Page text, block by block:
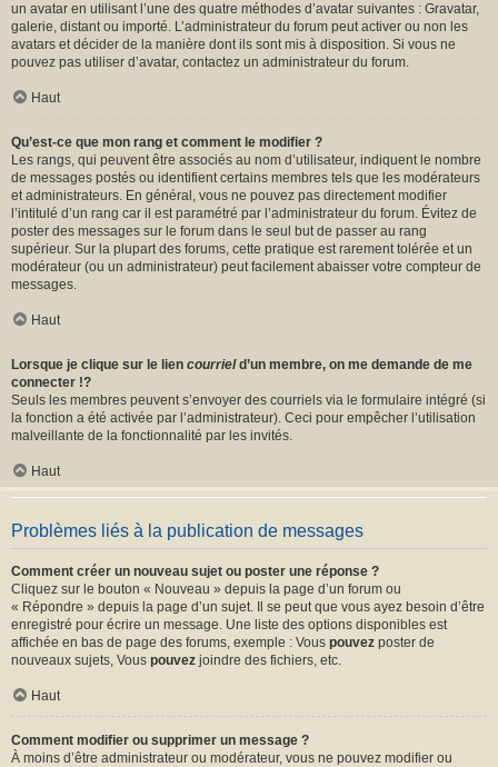
un avatar en utilisant l’une des quatre méthodes d’avatar suivantes : Gravatar,
galerie, distant ou importé. L’administrateur du forum peut activer ou non les
avatars et décider de la manière dont ils sont mis à disposition. Si vous ne
pouvez pas utiliser d’avatar, contactez un administrateur du forum.
Haut
Qu’est-ce que mon rang et comment le modifier ?
Les rangs, qui peuvent être associés au nom d’utilisateur, indiquent le nombre
de messages postés ou identifient certains membres tels que les modérateurs
et administrateurs. En général, vous ne pouvez pas directement modifier
l’intitulé d’un rang car il est paramétré par l’administrateur du forum. Évitez de
poster des messages sur le forum dans le seul but de passer au rang
supérieur. Sur la plupart des forums, cette pratique est rarement tolérée et un
modérateur (ou un administrateur) peut facilement abaisser votre compteur de
messages.
Haut
Lorsque je clique sur le lien courrield’un membre, on me demande de me
connecter !?
Seuls les membres peuvent s’envoyer des courriels via le formulaire intégré (si
la fonction a été activée par l’administrateur). Ceci pour empêcher l’utilisation
malveillante de la fonctionnalité par les invités.
Haut
Problèmes liés à la publication de messages
Comment créer un nouveau sujet ou poster une réponse ?
Cliquez sur le bouton « Nouveau » depuis la page d’un forum ou
« Répondre » depuis la page d’un sujet. Il se peut que vous ayez besoin d’être
enregistré pour écrire un message. Une liste des options disponibles est
affichée en bas de page des forums, exemple : Vous pouvez poster de
nouveaux sujets, Vous pouvez joindre des fichiers, etc.
Haut
Comment modifier ou supprimer un message ?
À moins d’être administrateur ou modérateur, vous ne pouvez modifier ou